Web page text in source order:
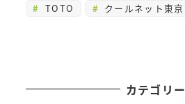
TOTO クールネット東京
カテゴリー